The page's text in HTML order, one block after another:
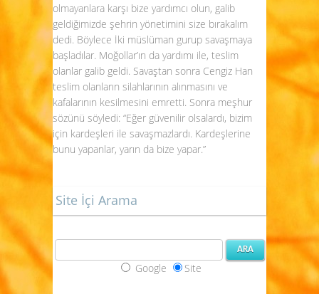
olmayanlara karşı bize yardımcı olun, galib
geldiğimizde şehrin yönetimini size bırakalım
dedi. Böylece İki müslüman gurup savaşmaya
başladılar. Moğollar’ın da yardımı ile, teslim
olanlar galib geldi. Savaştan sonra Cengiz Han
teslim olanların silahlarının alınmasını ve
kafalarının kesilmesini emretti. Sonra meşhur
sözünü söyledi: “Eğer güvenilir olsalardı, bizim
için kardeşleri ile savaşmazlardı. Kardeşlerine
bunu yapanlar, yarın da bize yapar.”
Site İçi Arama
Google Site